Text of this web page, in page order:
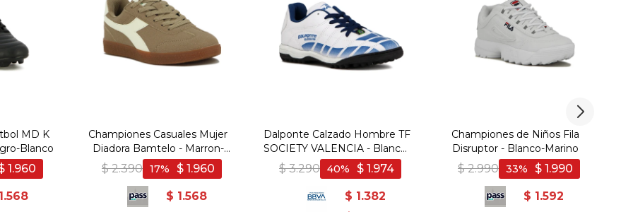
MD K
Blanco
1.960
Championes Casuales Mujer
Diadora Bamtelo - Marron-
Beige
$ 2.390 $ 1.960
17
$ 1.568
Dalponte Calzado Hombre TF
SOCIETY VALENCIA - Blanco-
Azul
$ 3.290 $ 1.974
40
$ 1.382
Championes de Niños Fila
Disruptor - Blanco-Marino
$ 2.990 $ 1.990
33
$ 1.592